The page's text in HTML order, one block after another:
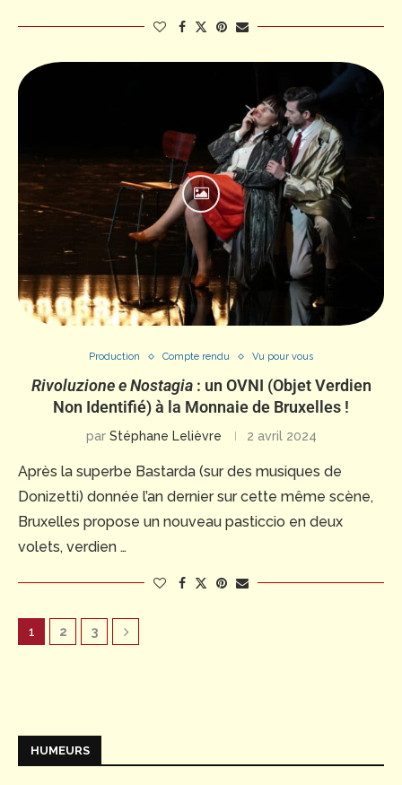
Production Compte rendu Vu pour vous
Rivoluzione e Nostagia: un OVNI (Objet Verdien
Non Identifié) à la Monnaie de Bruxelles !
par Stéphane Lelièvre 2 avril 2024
Après la superbe Bastarda (sur des musiques de
Donizetti) donnée l’an dernier sur cette même scène,
Bruxelles propose un nouveau pasticcio en deux
volets, verdien …
1 2 3
HUMEURS